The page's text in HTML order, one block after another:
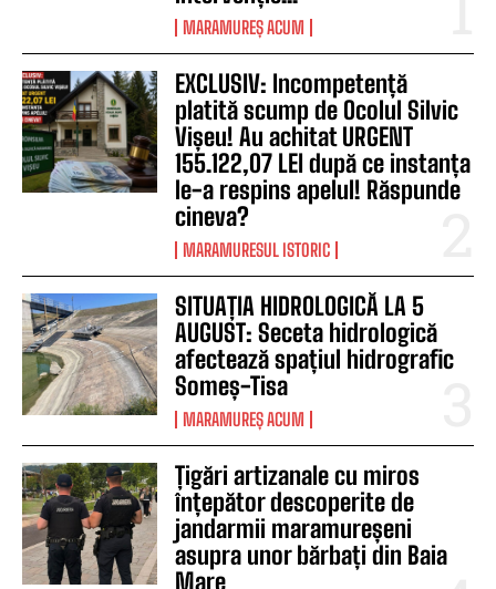
MARAMUREȘ ACUM
EXCLUSIV: Incompetență
platită scump de Ocolul Silvic
Vișeu! Au achitat URGENT
155.122,07 LEI după ce instanța
le-a respins apelul! Răspunde
cineva?
MARAMURESUL ISTORIC
SITUAȚIA HIDROLOGICĂ LA 5
AUGUST: Seceta hidrologică
afectează spațiul hidrografic
Someș-Tisa
MARAMUREȘ ACUM
Țigări artizanale cu miros
înțepător descoperite de
jandarmii maramureșeni
asupra unor bărbați din Baia
Mare